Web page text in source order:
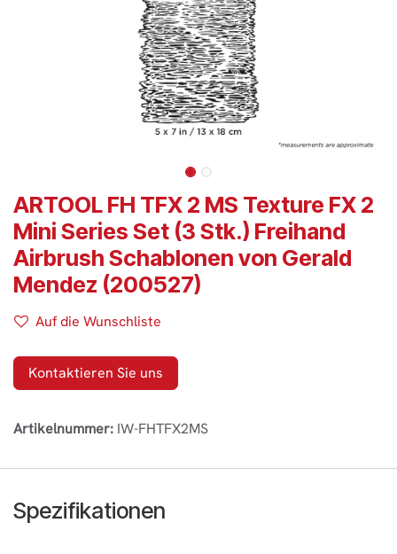
ARTOOL FH TFX 2 MS Texture FX 2
Mini Series Set (3 Stk.) Freihand
Airbrush Schablonen von Gerald
Mendez (200527)
Auf die Wunschliste
Kontaktieren Sie uns
Artikelnummer: IW-FHTFX2MS
Spezifikationen